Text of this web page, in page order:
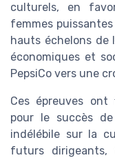
culturels, en
femmes
hauts échelons de
économiques et
PepsiCo vers une
Ces épreuves
pour le succès
indélébile sur la
futurs dirigeants,